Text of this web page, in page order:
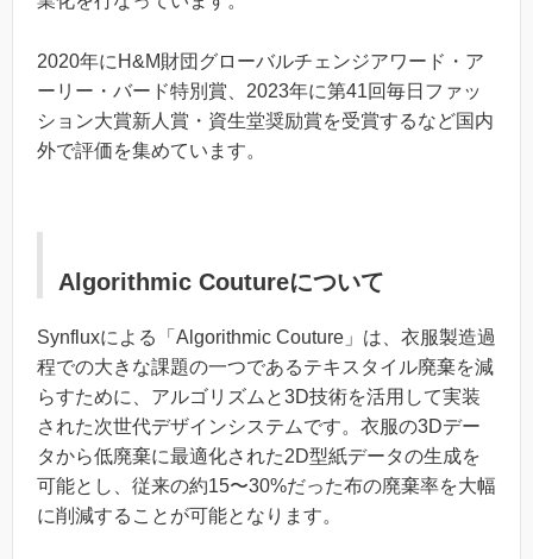
2020年にH&M財団グローバルチェンジアワード・ア
ーリー・バード特別賞、2023年に第41回毎日ファッ
ション大賞新人賞・資生堂奨励賞を受賞するなど国内
外で評価を集めています。
Algorithmic Coutureについて
Synfluxによる「Algorithmic Couture」は、衣服製造過
程での大きな課題の一つであるテキスタイル廃棄を減
らすために、アルゴリズムと3D技術を活用して実装
された次世代デザインシステムです。衣服の3Dデー
タから低廃棄に最適化された2D型紙データの生成を
可能とし、従来の約15〜30%だった布の廃棄率を大幅
に削減することが可能となります。